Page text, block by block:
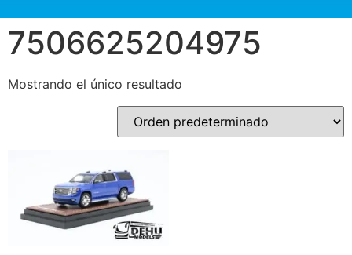
7506625204975
Mostrando el único resultado